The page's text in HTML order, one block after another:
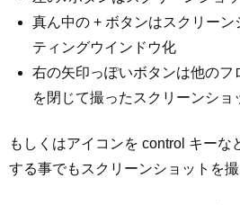
真ん中の + ボタンはスクリー
ティングウインドウ化
右の矢印っぽいボタンは他のフ
を閉じて撮ったスクリーンシ
もしくはアイコンを control キーな
する事でもスクリーンショットを撮